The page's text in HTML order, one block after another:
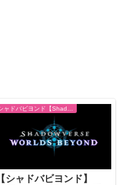
【シャドバビヨンド】